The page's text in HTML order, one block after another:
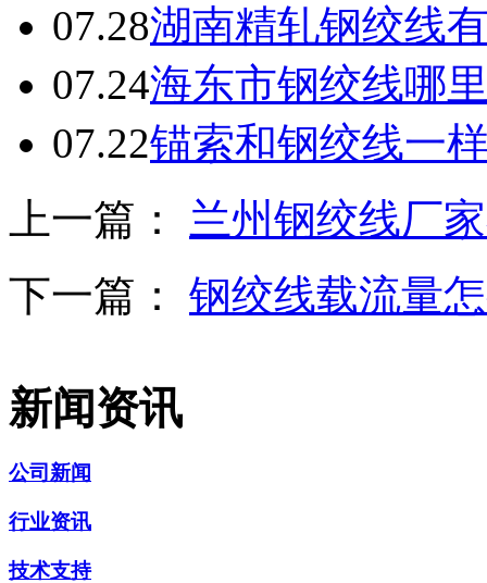
07.28湖南精轧钢绞线
07.24海东市钢绞线哪
07.22锚索和钢绞线一
上一篇： 兰州钢绞线厂
下一篇： 钢绞线载流量
新闻资讯
公司新闻
行业资讯
技术支持